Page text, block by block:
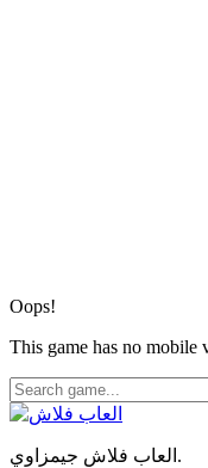
Oops!
This game has no mobile
العاب فلاش جيمزاوي.